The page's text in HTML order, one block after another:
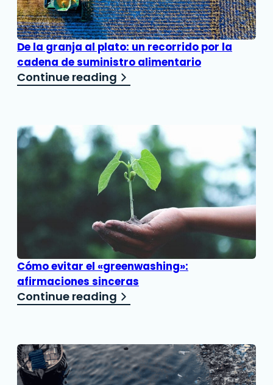
De la granja al plato: un recorrido por la
cadena de suministro alimentario
Continue reading
Cómo evitar el «greenwashing»:
afirmaciones sinceras
Continue reading